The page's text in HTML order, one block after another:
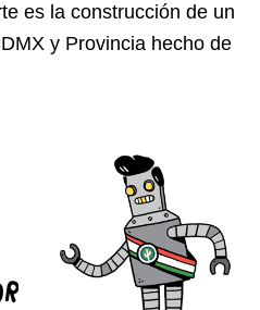
es la construcción de un
y Provincia hecho de